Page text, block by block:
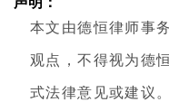
本文由德恒律师事
观点，不得视为德
式法律意见或建议